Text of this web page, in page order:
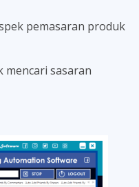
pemasaran produk
mencari sasaran